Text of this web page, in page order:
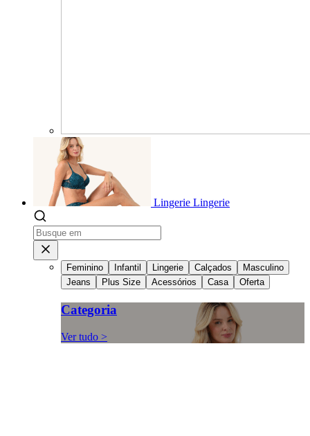
Lingerie Lingerie
Feminino Infantil Lingerie Calçados
Masculino
Jeans
Plus Size Acessórios Casa Oferta
Categoria
Ver tudo >